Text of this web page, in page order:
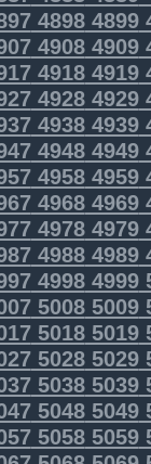
48984899
49084909
49184919
49284929
49384939
49484949
49584959
49684969
49784979
49884989
49984999
50085009
50185019
50285029
50385039
50485049
50585059